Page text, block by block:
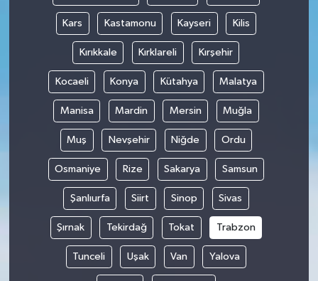
Kars Kastamonu Kayseri Kilis
Kırıkkale Kırklareli Kırşehir
Kocaeli Konya Kütahya Malatya
Manisa Mardin Mersin Muğla
Muş Nevşehir Niğde Ordu
Osmaniye Rize Sakarya Samsun
Şanlıurfa Siirt Sinop Sivas
Şırnak Tekirdağ Tokat Trabzon
Tunceli Uşak Van Yalova